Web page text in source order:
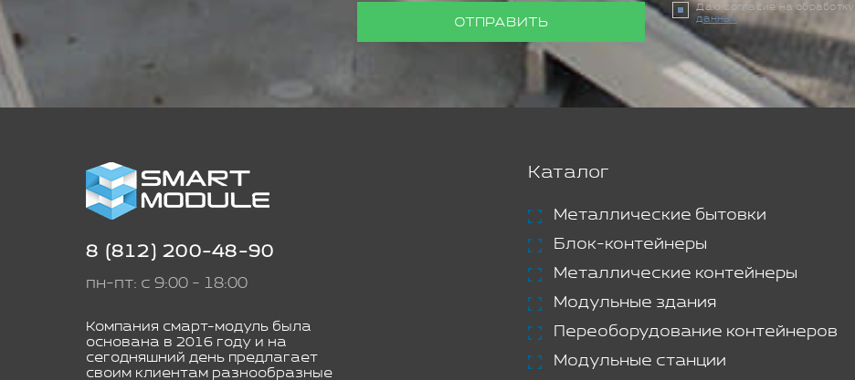
ОТПРАВИТЬ
Даю согласие на обработку
данных
8 (812) 200-48-90
пн-пт: с 9:00 - 18:00
Компания смарт-модуль была
основана в 2016 году и на
сегодняшний день предлагает
своим клиентам разнообразные
Каталог
Металлические бытовки
Блок-контейнеры
Металлические контейнеры
Модульные здания
Переоборудование контейнеров
Модульные станции